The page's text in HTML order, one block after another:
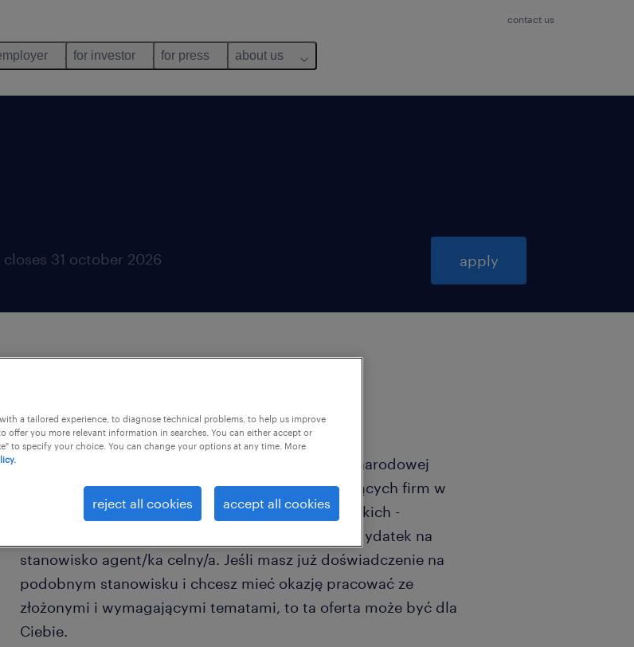
contact us
for investor for press about us
closes 31 october 2026 apply
Dla naszego Klienta - uznanego na arenie międzynarodowej
operatora logistycznego, będącego jedną z wiodących firm w
sektorze transportu towarów chłodniczych i morskich -
poszukujemy doświadczonych kandydatów/ kandydatek na
stanowisko agent/ka celny/a. Jeśli masz już doświadczenie na
podobnym stanowisku i chcesz mieć okazję pracować ze
złożonymi i wymagającymi tematami, to ta oferta może być dla
Ciebie.
a tailored experience, to diagnose technical problems, to help us improve
offer you more relevant information in searches. You can either accept or
to specify your choice. You can change your options at any time. More
reject all cookies accept all cookies